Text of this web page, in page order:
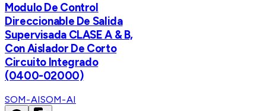
Modulo De Control
Direccionable De Salida
Supervisada CLASE A & B,
Con Aislador De Corto
Circuito Integrado
(0400-02000)
SOM-AISOM-AI